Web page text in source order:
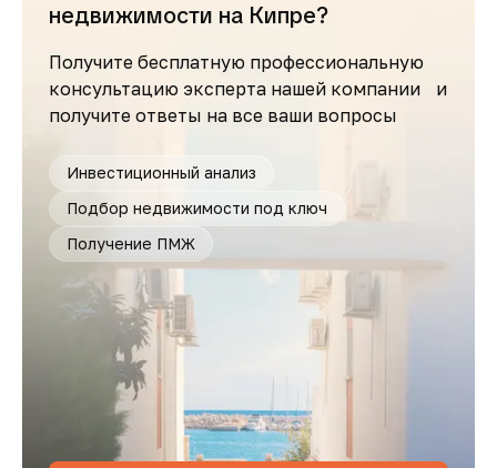
недвижимости на Кипре?
Получите бесплатную профессиональную
консультацию эксперта нашей компании и
получите ответы на все ваши вопросы
Инвестиционный анализ
Подбор недвижимости под ключ
Получение ПМЖ